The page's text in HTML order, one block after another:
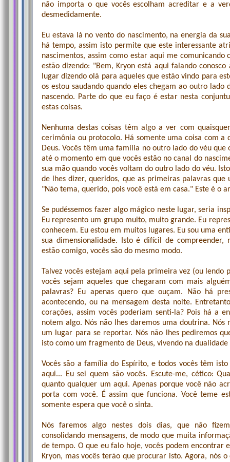
não importa o que vocês escolham acreditar e a
desmedidamente.
Eu estava lá no vento do nascimento, na energia da
há tempo, assim isto permite que este interessante
nascimentos, assim como estar aqui me comunicando
estão dizendo: "Bem, Kryon está aqui falando
lugar dizendo olá para aqueles que estão vindo para
os estou saudando quando eles chegam ao outro
nascendo. Parte do que eu faço é estar nesta
estas coisas.
Nenhuma destas coisas têm algo a ver com
cerimônia ou protocolo. Há somente uma coisa com
Deus. Vocês têm uma família no outro lado do véu
até o momento em que vocês estão no canal do
sua mão quando vocês voltam do outro lado do véu.
de lhes dizer, queridos, que as primeiras palavras
"Não tema, querido, pois você está em casa." Este é o
Se pudéssemos fazer algo mágico neste lugar, seria
Eu represento um grupo muito, muito grande. Eu
conhecem. Eu estou em muitos lugares. Eu sou uma
sua dimensionalidade. Isto é difícil de compreender,
estão comigo, vocês são do mesmo modo.
Talvez vocês estejam aqui pela primeira vez (ou lendo
vocês sejam aqueles que chegaram com mais
palavras? Eu apenas quero que ouçam. Não há
acontecendo, ou na mensagem desta noite.
corações, assim vocês poderiam senti-la? Pois há a
notem algo. Nós não lhes daremos uma doutrina. Nós
um lugar para se reportar. Nós não lhes pediremos
isto como um fragmento de Deus, vivendo na
Vocês são a família do Espírito, e todos vocês têm
aqui... Eu sei quem são vocês. Escute-me, cético:
quanto qualquer um aqui. Apenas porque você não
porta com você. É assim que funciona. Você teme
somente espera que você o sinta.
Nós faremos algo nestes dois dias, que não
consolidando mensagens, de modo que muita
de tempo. O que eu falo hoje, vocês podem encontrar
Kryon, mas vocês terão que procurar isto. Agora, nós